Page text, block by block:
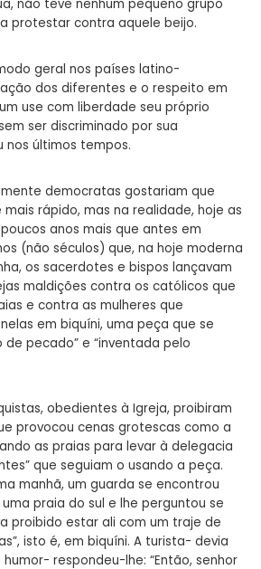
não teve nenhum pequeno grupo
protestar contra aquele beijo.
geral nos países latino-
dos diferentes e o respeito em
use com liberdade seu próprio
ser discriminado por sua
nos últimos tempos.
democratas gostariam que
rápido, mas na realidade, hoje as
anos mais que antes em
(não séculos) que, na hoje moderna
os sacerdotes e bispos lançavam
maldições contra os católicos que
e contra as mulheres que
em biquíni, uma peça que se
pecado” e “inventada pelo
obedientes à Igreja, proibiram
provocou cenas grotescas como a
as praias para levar à delegacia
que seguiam o usando a peça.
manhã, um guarda se encontrou
praia do sul e lhe perguntou se
proibido estar ali com um traje de
isto é, em biquíni. A turista- devia
respondeu-lhe: “Então, senhor